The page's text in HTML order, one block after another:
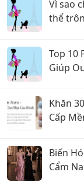
Vì sao
thể
Top 10
Giúp
Khăn
Cấp
Biến
Cẩm